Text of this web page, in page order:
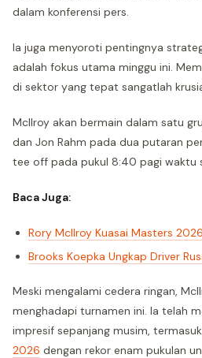
dalam konferensi pers.
Ia juga menyoroti pentingnya
adalah fokus utama minggu ini.
di sektor yang tepat sangatlah
McIlroy akan bermain dalam satu
dan Jon Rahm pada dua putaran
tee off pada pukul 8:40 pagi waktu
Baca Juga:
Rory McIlroy Kuasai Masters 2026
Brooks Koepka Ungkap Driver
Meski mengalami cedera ringan,
menghadapi turnamen ini. Ia telah
impresif sepanjang musim,
2026 dengan rekor enam pukulan